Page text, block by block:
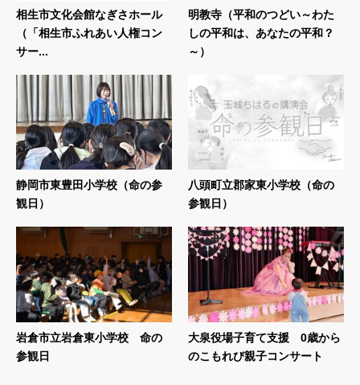
相生市文化会館なぎさホール
（「相生市ふれあい人権コン
サー...
明教寺（平和のつどい～わた
しの平和は、あなたの平和？
～）
静岡市東豊田小学校（命の参
観日）
八頭町立郡家東小学校（命の
参観日）
岩倉市立岩倉東小学校 命の
参観日
大泉役場子育て支援 0歳から
のこもれび親子コンサート